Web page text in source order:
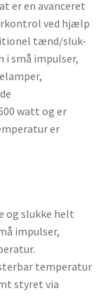
er en avanceret
ved hjælp
tænd/sluk-
i små impulser,
watt og er
er
og slukke helt
impulser,
temperatur
styret via